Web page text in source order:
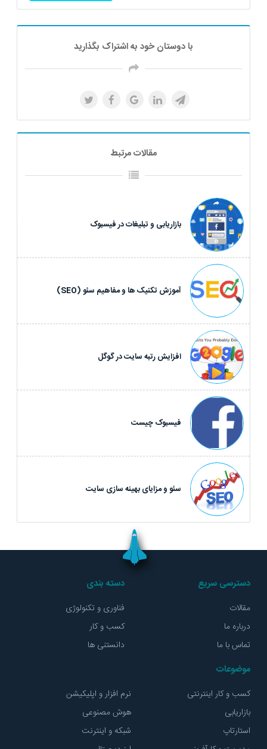
با دوستان خود به اشتراک بگذارید
مقالات مرتبط
بازاریابی و تبلیغات در فیسبوک
آموزش تکنیک ها و مفاهیم سئو (SEO)
افزایش رتبه سایت در گوگل
فیسبوک چیست
سئو و مزایای بهینه سازی سایت
دسترسی سریع
مقالات
درباره ما
تماس با ما
دسته بندی
فناوری و تکنولوژی
کسب و کار
دانستنی ها
موضوعات
کسب و کار اینترنتی
بازاریابی
استارتاپ
نرم افزار و اپلیکیشن
هوش مصنوعی
شبکه و اینترنت